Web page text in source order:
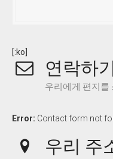
[:ko]
연락하
우리에게 편지를
Error: Contact form not
우리 주